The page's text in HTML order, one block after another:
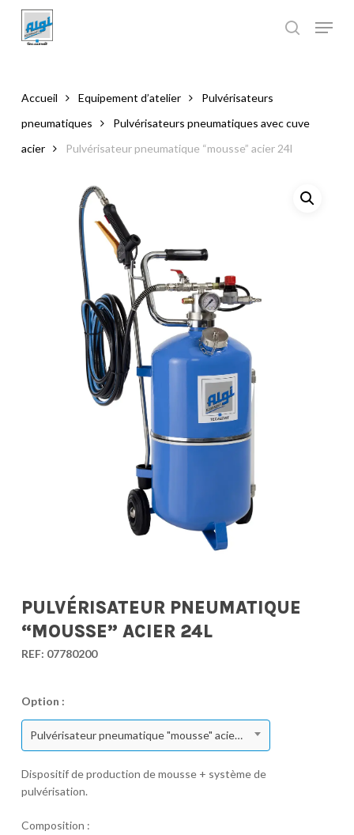
main
Accueil Equipement d’atelier
Pulvérisateurs
pneumatiques
Pulvérisateurs pneumatiques avec cuve
acier
Pulvérisateur pneumatique “mousse” acier 24l
PULVÉRISATEUR PNEUMATIQUE
“MOUSSE” ACIER 24L
REF: 07780200
Option :
Pulvérisateur pneumatique "mousse" acier 24l
Dispositif de production de mousse + système de
pulvérisation.
Composition :